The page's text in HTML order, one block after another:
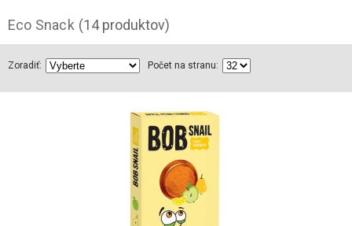
Eco Snack (14 produktov)
Zoradiť: Počet na stranu: